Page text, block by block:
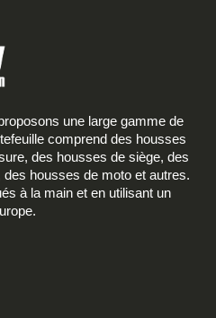
une large gamme de
comprend des housses
des housses de siège, des
housses de moto et autres.
à la main et en utilisant un